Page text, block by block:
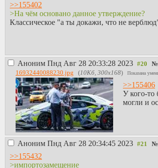
>>155402
>На чём основано данное утверждение?
Классическое "а ты докажи, что не
Аноним Пнд Авг 28 20:33:28 2023 №
16932440088230.jpg (10Кб, 300x168) Показана
>>155406
У кого-то
могли и
Аноним Пнд Авг 28 20:34:45 2023 №
>>155432
>импортозамещение